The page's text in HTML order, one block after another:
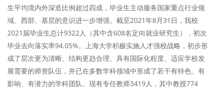
生平均境内外深造比例超过四成，毕业生主动服务国家重点行业领
域、西部、基层的意识进一步增强。截至2021年8月31日，我校
2021届毕业生总计9322人（其中含608名定向就业研究生），初次
毕业去向落实率94.05%。上海大学积极实施人才强校战略，初步形
成了层次更为清晰、结构更趋合理、具有国际化程度、适应学校发
展需要的师资队伍，并已在多数学科领域中形成了若干有特色、有
影响、有潜力的学科团队。现有专任教师3419人，其中教授774